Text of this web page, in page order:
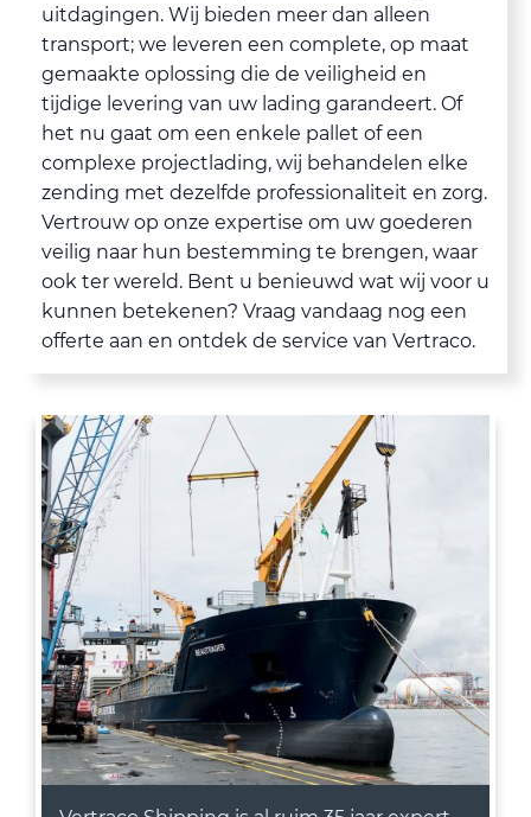
uitdagingen. Wij bieden meer dan alleen
transport; we leveren een complete, op maat
gemaakte oplossing die de veiligheid en
tijdige levering van uw lading garandeert. Of
het nu gaat om een enkele pallet of een
complexe projectlading, wij behandelen elke
zending met dezelfde professionaliteit en zorg.
Vertrouw op onze expertise om uw goederen
veilig naar hun bestemming te brengen, waar
ook ter wereld. Bent u benieuwd wat wij voor u
kunnen betekenen? Vraag vandaag nog een
offerte aan en ontdek de service van Vertraco.